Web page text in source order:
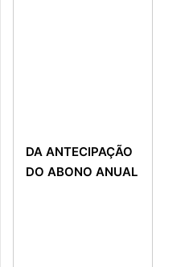
DA ANTECIPAÇÃO
DO ABONO ANUAL